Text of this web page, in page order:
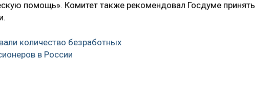
помощь». Комитет также рекомендовал Госдуме принять
количество безработных
в России